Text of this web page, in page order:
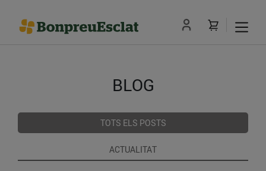
BLOG
TOTS ELS POSTS
ACTUALITAT